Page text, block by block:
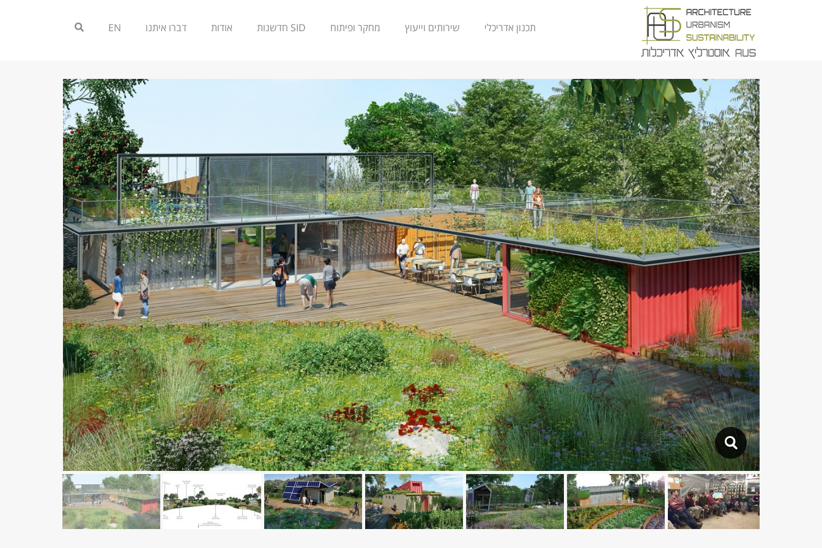
תכנון אדריכלי שירותים וייעוץ מחקר ופיתוח SID חדשנות אודות דברו איתנו EN